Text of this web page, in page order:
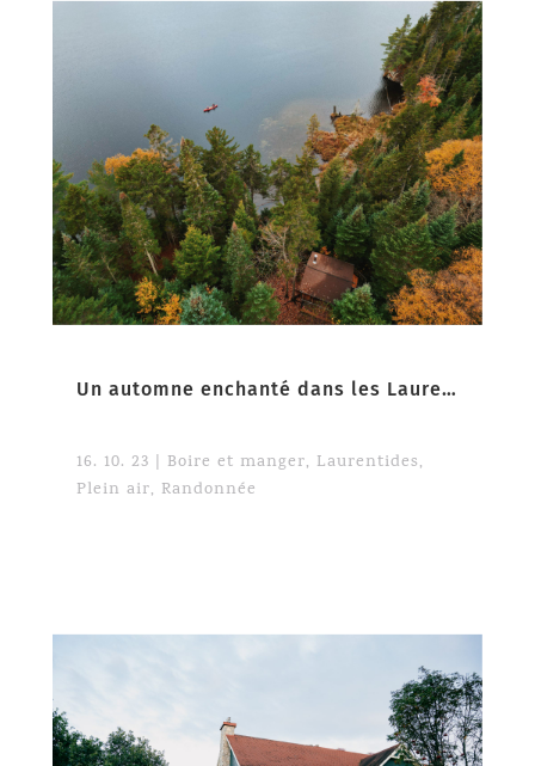
Un automne enchanté dans les Laurentides
16. 10. 23 | Boire et manger, Laurentides,
Plein air, Randonnée